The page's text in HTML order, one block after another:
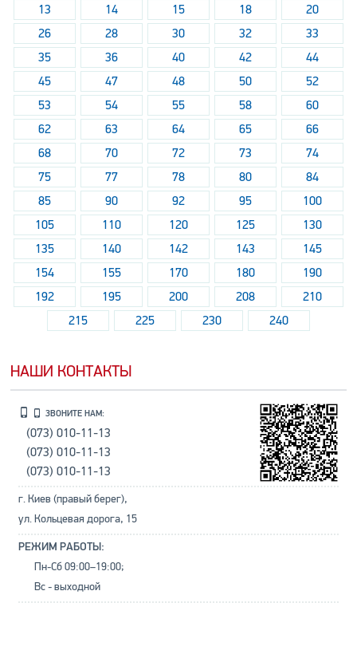
13
14 15 18
20
26
28 30 32
33
35
36 40 42
44
45
47 48 50
52
53
54 55 58
60
62
63 64 65
66
68
70 72 73
74
75
77 78 80
84
85
90 92 95
100
105
110 120 125
130
135
140 142 143
145
154
155 170 180
190
192
195 200 208
210
215
225 230 240
НАШИ КОНТАКТЫ
ЗВОНИТЕ НАМ:
(073) 010-11-13
(073) 010-11-13
(073) 010-11-13
г. Киев (правый берег),
ул. Кольцевая дорога, 15
РЕЖИМ РАБОТЫ:
Пн-Сб 09:00–19:00;
Вс - выходной